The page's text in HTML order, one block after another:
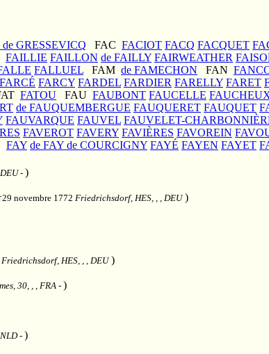
GRESSEVICQ FAC FACIOT FACQ FACQUET
FAILLIE FAILLON de FAILLY FAIRWEATHER
FALLUEL FAM de FAMECHON FAN
FARCÉ FARCY FARDEL FARDIER FARELLY FARET
FATOU FAU FAUBONT FAUCELLE
de FAUQUEMBERGUE FAUQUERET FAUQUET
FAUVARQUE FAUVEL FAUVELET-
FAVEROT FAVERY FAVIÈRES FAVOREIN
FAY de FAY de COURCIGNY FAYÉ FAYEN FAYET
- )
novembre 1772 Friedrichsdorf, HES, , , DEU)
Friedrichsdorf, HES, , , DEU)
30, , , FRA - )
- )